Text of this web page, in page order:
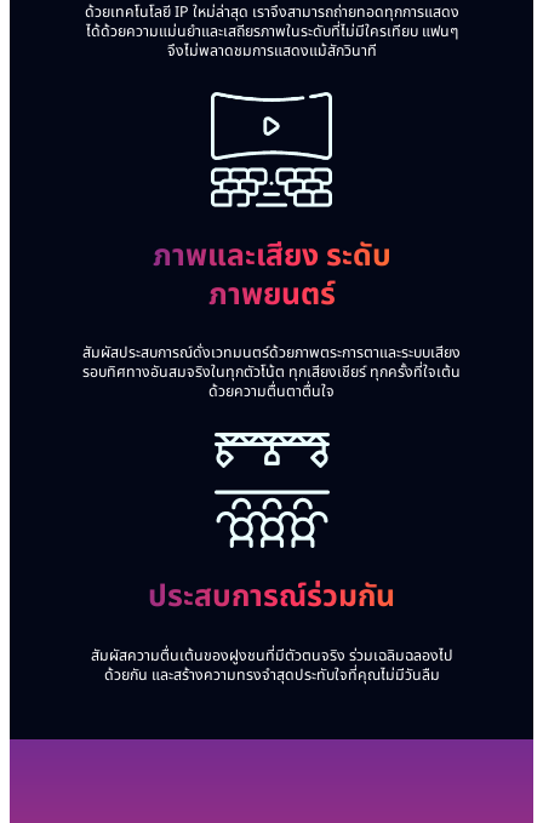
ด้วยเทคโนโลยี IP ใหม่ล่าสุด เราจึงสามารถถ่ายทอดทุกการแสดง
ได้ด้วยความแม่นยำและเสถียรภาพในระดับที่ไม่มีใครเทียบ แฟนๆ
จึงไม่พลาดชมการแสดงแม้สักวินาที
ภาพและเสียงระดับ
ภาพยนตร์
สัมผัสประสบการณ์ดั่งเวทมนตร์ด้วยภาพตระการตาและระบบเสียง
รอบทิศทางอันสมจริงในทุกตัวโน้ต ทุกเสียงเชียร์ ทุกครั้งที่ใจเต้น
ด้วยความตื่นตาตื่นใจ
ประสบการณ์ร่วมกัน
สัมผัสความตื่นเต้นของฝูงชนที่มีตัวตนจริง ร่วมเฉลิมฉลองไป
ด้วยกัน และสร้างความทรงจำสุดประทับใจที่คุณไม่มีวันลืม